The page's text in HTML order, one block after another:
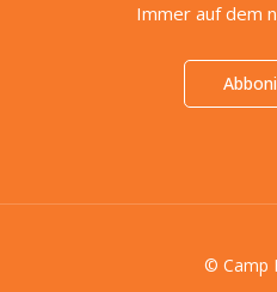
Immer auf dem
© Camp